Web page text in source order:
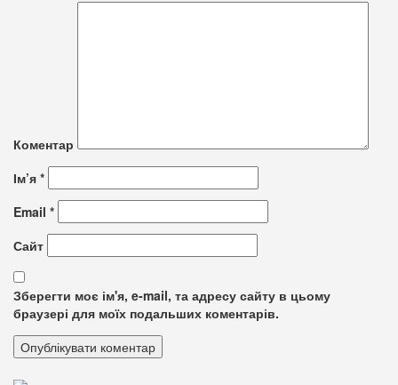
Коментар
Ім’я *
Email *
Сайт
Зберегти моє ім'я, e-mail, та адресу сайту в цьому
браузері для моїх подальших коментарів.